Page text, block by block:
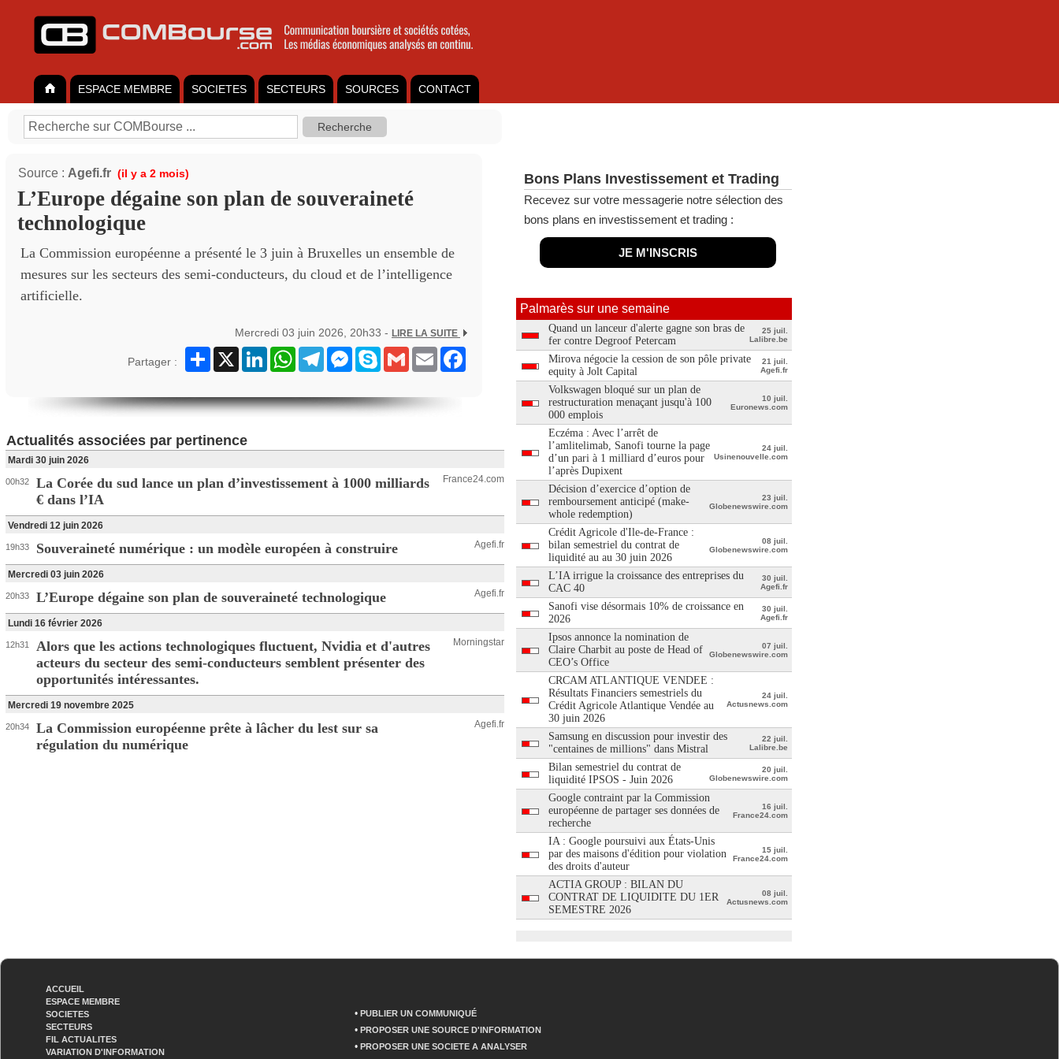
ESPACE MEMBRE SOCIETES SECTEURS SOURCES CONTACT
Source : Agefi.fr (il y a 2 mois)
L’Europe dégaine son plan de souveraineté
technologique
La Commission européenne a présenté le 3 juin à Bruxelles un ensemble de
mesures sur les secteurs des semi-conducteurs, du cloud et de l’intelligence
artificielle.
Mercredi 03 juin 2026, 20h33 - LIRE LA SUITE
Partager :
Partager
X LinkedInWhatsAppTelegramMessenger
Skype Gmail Email
Actualités associées par pertinence
Mardi 30 juin 2026
00h32
La Corée du sud lance un plan d’investissement à 1000 milliards
€ dans l’IA
France24.com
Vendredi 12 juin 2026
19h33 Souveraineté numérique : un modèle européen à construire Agefi.fr
Mercredi 03 juin 2026
20h33 L’Europe dégaine son plan de souveraineté technologique Agefi.fr
Lundi 16 février 2026
12h31
Alors que les actions technologiques fluctuent, Nvidia et d'autres
acteurs du secteur des semi-conducteurs semblent présenter des
opportunités intéressantes.
Morningstar
Mercredi 19 novembre 2025
20h34
La Commission européenne prête à lâcher du lest sur sa
régulation du numérique
Agefi.fr
Bons Plans Investissement et Trading
Recevez sur votre messagerie notre sélection des
bons plans en investissement et trading :
JE M'INSCRIS
Palmarès sur une semaine
Quand un lanceur d'alerte gagne son bras de
fer contre Degroof Petercam
25 juil.
Lalibre.be
Mirova négocie la cession de son pôle private
equity à Jolt Capital
21 juil.
Agefi.fr
Volkswagen bloqué sur un plan de
restructuration menaçant jusqu'à 100
000 emplois
10 juil.
Euronews.com
Eczéma : Avec l’arrêt de
l’amlitelimab, Sanofi tourne la page
d’un pari à 1 milliard d’euros pour
l’après Dupixent
24 juil.
Usinenouvelle.com
Décision d’exercice d’option de
remboursement anticipé (make-
whole redemption)
23 juil.
Globenewswire.com
Crédit Agricole d'Ile-de-France :
bilan semestriel du contrat de
liquidité au au 30 juin 2026
08 juil.
Globenewswire.com
L’IA irrigue la croissance des entreprises du
CAC 40
30 juil.
Agefi.fr
Sanofi vise désormais 10% de croissance en
2026
30 juil.
Agefi.fr
Ipsos annonce la nomination de
Claire Charbit au poste de Head of
CEO’s Office
07 juil.
Globenewswire.com
CRCAM ATLANTIQUE VENDEE :
Résultats Financiers semestriels du
Crédit Agricole Atlantique Vendée au
30 juin 2026
24 juil.
Actusnews.com
Samsung en discussion pour investir des
"centaines de millions" dans Mistral
22 juil.
Lalibre.be
Bilan semestriel du contrat de
liquidité IPSOS - Juin 2026
20 juil.
Globenewswire.com
Google contraint par la Commission
européenne de partager ses données de
recherche
16 juil.
France24.com
IA : Google poursuivi aux États-Unis
par des maisons d'édition pour violation
des droits d'auteur
15 juil.
France24.com
ACTIA GROUP : BILAN DU
CONTRAT DE LIQUIDITE DU 1ER
SEMESTRE 2026
08 juil.
Actusnews.com
ACCUEIL
ESPACE MEMBRE
SOCIETES
SECTEURS
FIL ACTUALITES
VARIATION D'INFORMATION
• PUBLIER UN COMMUNIQUÉ
• PROPOSER UNE SOURCE D'INFORMATION
• PROPOSER UNE SOCIETE A ANALYSER